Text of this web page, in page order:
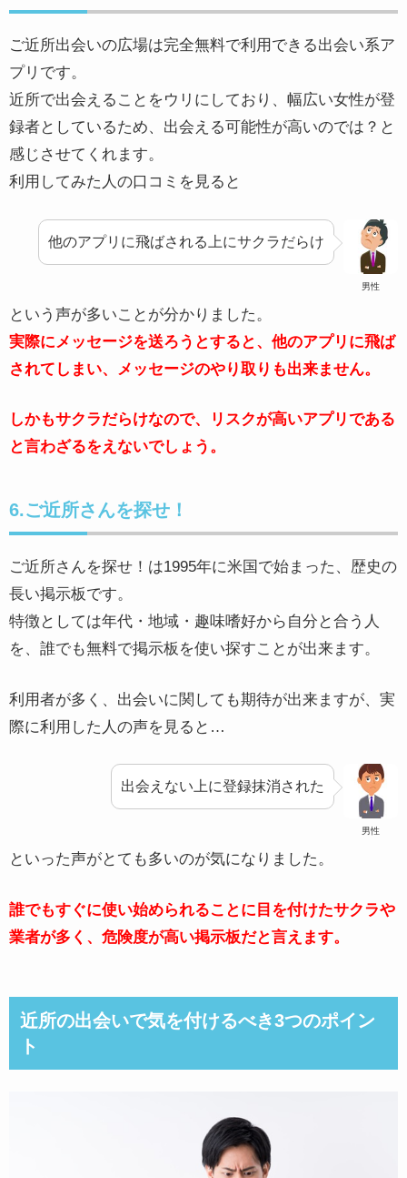
ご近所出会いの広場は完全無料で利用できる出会い系ア
プリです。
近所で出会えることをウリにしており、幅広い女性が登
録者としているため、出会える可能性が高いのでは？と
感じさせてくれます。
利用してみた人の口コミを見ると
男性
他のアプリに飛ばされる上にサクラだらけ
という声が多いことが分かりました。
実際にメッセージを送ろうとすると、他のアプリに飛ば
されてしまい、メッセージのやり取りも出来ません。
しかもサクラだらけなので、リスクが高いアプリである
と言わざるをえないでしょう。
6.ご近所さんを探せ！
ご近所さんを探せ！は1995年に米国で始まった、歴史の
長い掲示板です。
特徴としては年代・地域・趣味嗜好から自分と合う人
を、誰でも無料で掲示板を使い探すことが出来ます。
利用者が多く、出会いに関しても期待が出来ますが、実
際に利用した人の声を見ると…
男性
出会えない上に登録抹消された
といった声がとても多いのが気になりました。
誰でもすぐに使い始められることに目を付けたサクラや
業者が多く、危険度が高い掲示板だと言えます。
近所の出会いで気を付けるべき3つのポイン
ト